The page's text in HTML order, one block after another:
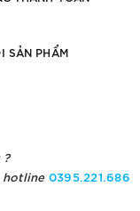
SẢN PHẨM
?
hotline 0395.221.686